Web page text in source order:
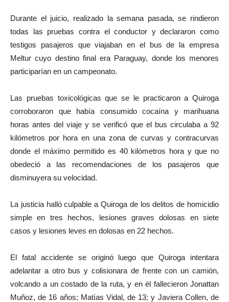
Durante el juicio, realizado la semana pasada, se rindieron
todas las pruebas contra el conductor y declararon como
testigos pasajeros que viajaban en el bus de la empresa
Meltur cuyo destino final era Paraguay, donde los menores
participarían en un campeonato.
Las pruebas toxicológicas que se le practicaron a Quiroga
corroboraron que había consumido cocaína y marihuana
horas antes del viaje y se verificó que el bus circulaba a 92
kilómetros por hora en una zona de curvas y contracurvas
donde el máximo permitido es 40 kilómetros hora y que no
obedeció a las recomendaciones de los pasajeros que
disminuyera su velocidad.
La justicia halló culpable a Quiroga de los delitos de homicidio
simple en tres hechos, lesiones graves dolosas en siete
casos y lesiones leves en dolosas en 22 hechos.
El fatal accidente se originó luego que Quiroga intentara
adelantar a otro bus y colisionara de frente con un camión,
volcando a un costado de la ruta, y en él fallecieron Jonattan
Muñoz, de 16 años; Matías Vidal, de 13; y Javiera Collen, de